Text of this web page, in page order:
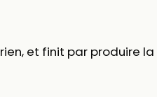
et finit par produire